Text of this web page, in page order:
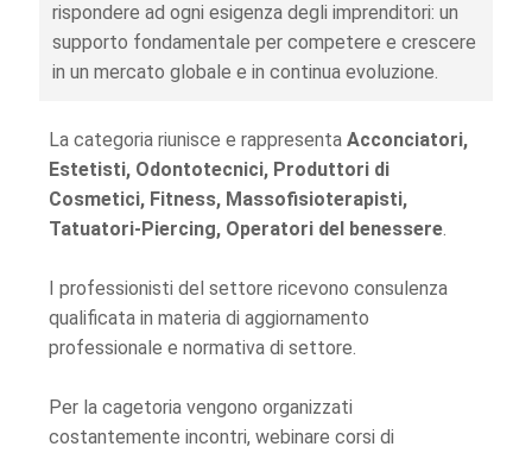
rispondere ad ogni esigenza degli imprenditori: un
supporto fondamentale per competere e crescere
in un mercato globale e in continua evoluzione.
La categoria riunisce e rappresenta Acconciatori,
Estetisti, Odontotecnici, Produttori di
Cosmetici, Fitness, Massofisioterapisti,
Tatuatori-Piercing, Operatori del benessere.
I professionisti del settore ricevono consulenza
qualificata in materia di aggiornamento
professionale e normativa di settore.
Per la cagetoria vengono organizzati
costantemente incontri, webinare corsi di